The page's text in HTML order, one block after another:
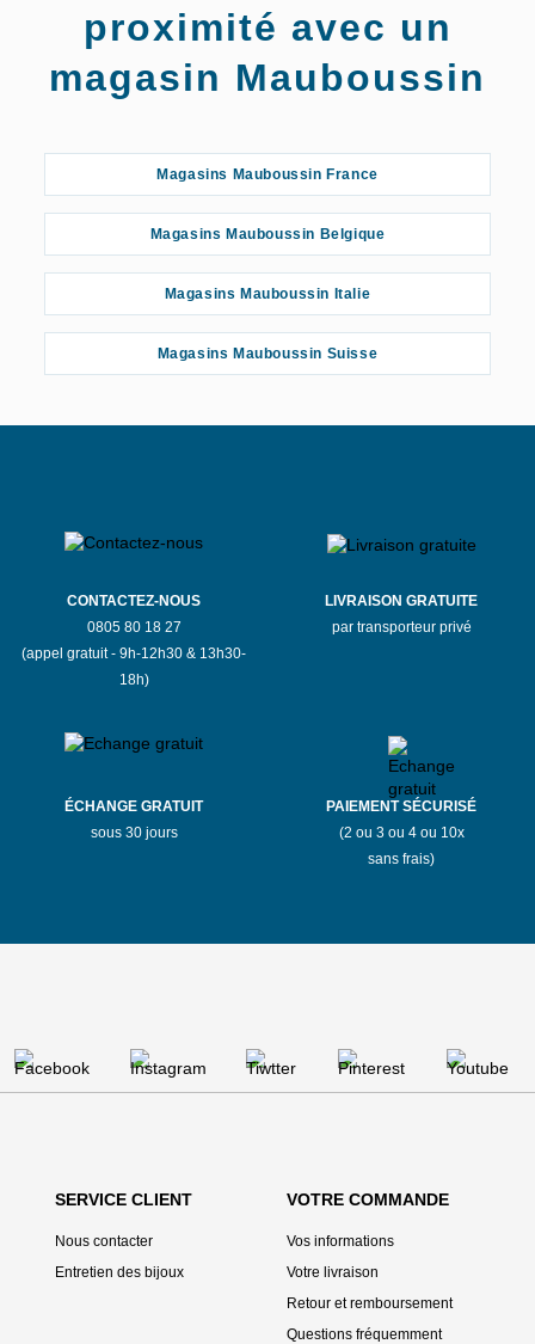
proximité avec un
magasin Mauboussin
Magasins Mauboussin France
Magasins Mauboussin Belgique
Magasins Mauboussin Italie
Magasins Mauboussin Suisse
CONTACTEZ-NOUS
0805 80 18 27
(appel gratuit - 9h-12h30 & 13h30-
18h)
LIVRAISON GRATUITE
par transporteur privé
ÉCHANGE GRATUIT
sous 30 jours
PAIEMENT SÉCURISÉ
(2 ou 3 ou 4 ou 10x
sans frais)
SERVICE CLIENT
Nous contacter
Entretien des bijoux
VOTRE COMMANDE
Vos informations
Votre livraison
Retour et remboursement
Questions fréquemment